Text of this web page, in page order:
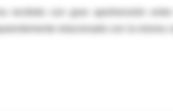
recibido con gran aprehensión entre
relacionado con la misma